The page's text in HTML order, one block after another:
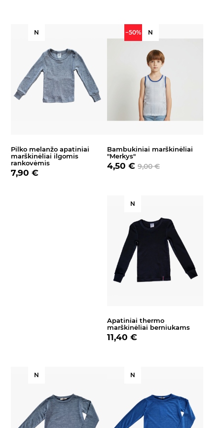
N
Pilko melanžo apatiniai
marškinėliai ilgomis
rankovėmis
7,90 €
−50% N
Bambukiniai marškinėliai
"Merkys"
4,50 € 9,00 €
N
Apatiniai thermo
marškinėliai berniukams
11,40 €
N N